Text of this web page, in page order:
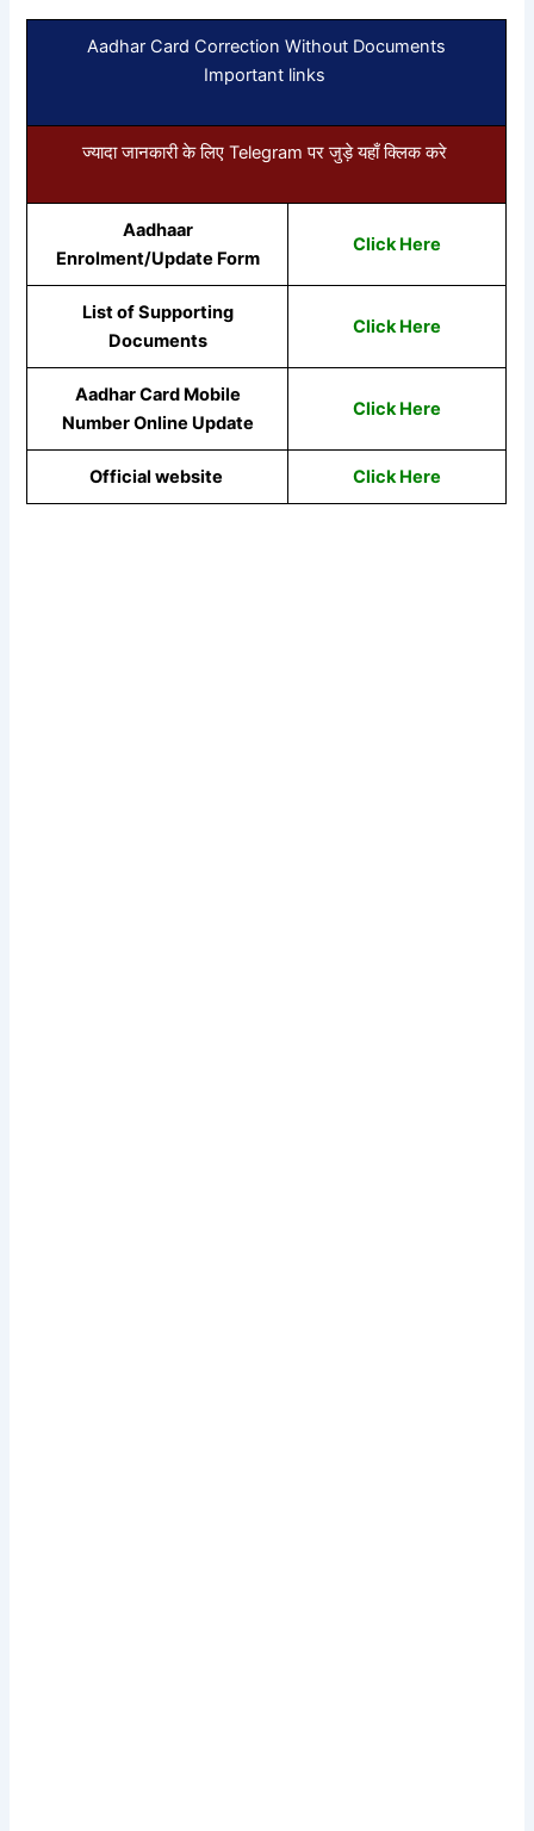
Aadhar Card Correction Without Documents
Important links
ज्यादा जानकारी के लिए Telegram पर जुड़े यहाँ क्लिक करे
Aadhaar
Enrolment/Update Form
Click Here
List of Supporting
Documents
Click Here
Aadhar Card Mobile
Number Online Update
Click Here
Official website Click Here